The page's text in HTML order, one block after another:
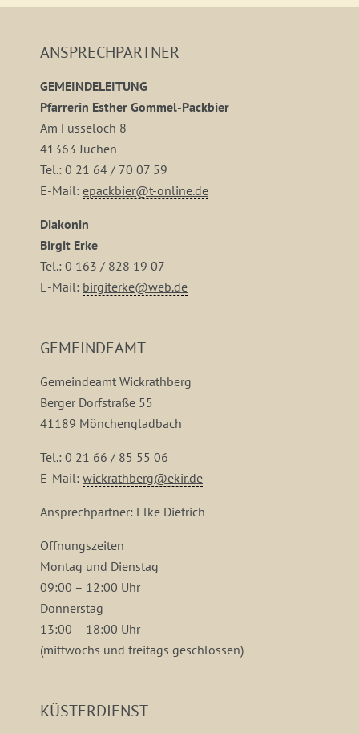
ANSPRECHPARTNER
GEMEINDELEITUNG
Pfarrerin Esther Gommel-Packbier
Am Fusseloch 8
41363 Jüchen
Tel.: 0 21 64 / 70 07 59
E-Mail: epackbier@t-online.de
Diakonin
Birgit Erke
Tel.: 0 163 / 828 19 07
E-Mail: birgiterke@web.de
GEMEINDEAMT
Gemeindeamt Wickrathberg
Berger Dorfstraße 55
41189 Mönchengladbach
Tel.: 0 21 66 / 85 55 06
E-Mail: wickrathberg@ekir.de
Ansprechpartner: Elke Dietrich
Öffnungszeiten
Montag und Dienstag
09:00 – 12:00 Uhr
Donnerstag
13:00 – 18:00 Uhr
(mittwochs und freitags geschlossen)
KÜSTERDIENST